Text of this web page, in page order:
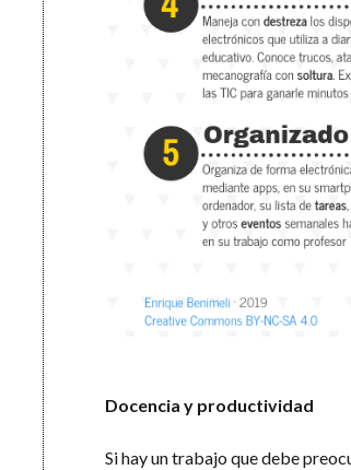
Docencia y productividad
Si hay un trabajo que debe